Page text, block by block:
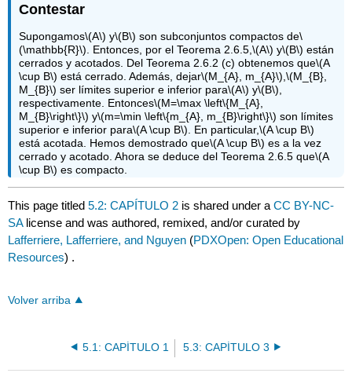
Contestar
Supongamos\(A\) y\(B\) son subconjuntos compactos de\
(\mathbb{R}\) . Entonces, por el Teorema 2.6.5,\(A\) y\(B\) están
cerrados y acotados. Del Teorema 2.6.2 (c) obtenemos que\(A
\cup B\) está cerrado. Además, dejar\(M_{A}, m_{A}\) ,\(M_{B},
M_{B}\) ser límites superior e inferior para\(A\) y\(B\)
respectivamente. Entonces\(M=\max \left\{M_{A},
M_{B}\right\}\) y\(m=\min \left\{m_{A}, m_{B}\right\}\) son límites
superior e inferior para\(A \cup B\) . En particular,\(A \cup B\)
está acotada. Hemos demostrado que\(A \cup B\) es a la vez
cerrado y acotado. Ahora se deduce del Teorema 2.6.5 que\(A
\cup B\) es compacto.
This page titled5.2: CAPÍTULO 2 is shared under aCC BY-NC-
SA license and was authored, remixed, and/or curated by
Lafferriere, Lafferriere, and Nguyen (PDXOpen: Open Educational
Resources) .
Volver arriba
5.1: CAPÍTULO 1 5.3: CAPÍTULO 3